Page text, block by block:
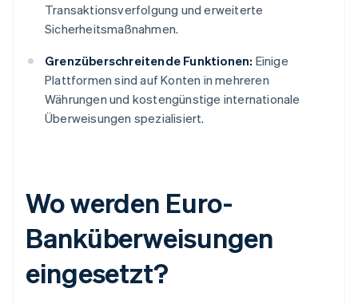
Transaktionsverfolgung und erweiterte
Sicherheitsmaßnahmen.
Grenzüberschreitende Funktionen: Einige
Plattformen sind auf Konten in mehreren
Währungen und kostengünstige internationale
Überweisungen spezialisiert.
Wo werden Euro-
Banküberweisungen
eingesetzt?